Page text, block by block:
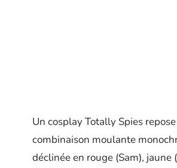
Un cosplay Totally Spies
combinaison moulante
déclinée en rouge (Sam), jaune